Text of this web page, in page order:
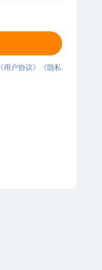
《用户协议》
《隐私